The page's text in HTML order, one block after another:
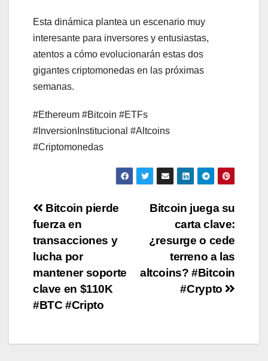
Esta dinámica plantea un escenario muy
interesante para inversores y entusiastas,
atentos a cómo evolucionarán estas dos
gigantes criptomonedas en las próximas
semanas.
#Ethereum #Bitcoin #ETFs
#InversionInstitucional #Altcoins
#Criptomonedas
Post
navigation
Bitcoin juega su
carta clave:
¿resurge o cede
terreno a las
altcoins? #Bitcoin
#Crypto
Bitcoin pierde
fuerza en
transacciones y
lucha por
mantener soporte
clave en $110K
#BTC #Cripto